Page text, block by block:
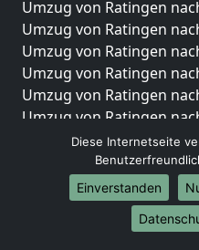
Umzug von Ratingen
Umzug von Ratingen
Umzug von Ratingen
Umzug von Ratingen
Umzug von Ratingen
Umzug von Ratingen
Umzug von Ratingen
Umzug von Ratingen
Umzug von Ratingen
Umzug von Ratingen
Umzug von Ratingen
Diese Internetseite
Einverstanden